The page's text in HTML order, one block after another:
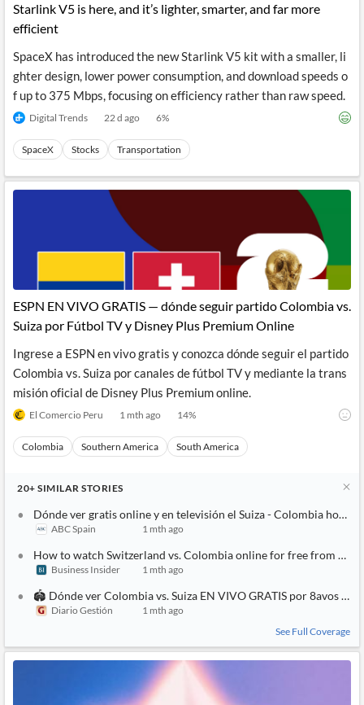
Starlink V5 is here, and it’s lighter, smarter, and far more
efficient
SpaceX has introduced the new Starlink V5 kit with a smaller, li
ghter design, lower power consumption, and download speeds o
f up to 375 Mbps, focusing on efficiency rather than raw speed.
Digital Trends 22 d ago 6%
SpaceX Stocks Transportation
ESPN EN VIVO GRATIS — dónde seguir partido Colombia vs.
Suiza por Fútbol TV y Disney Plus Premium Online
Ingrese a ESPN en vivo gratis y conozca dónde seguir el partido
Colombia vs. Suiza por canales de fútbol TV y mediante la trans
misión oficial de Disney Plus Premium online.
El Comercio Peru 1 mth ago 14%
Colombia Southern America South America
20+ SIMILAR STORIES
Dónde ver gratis online y en televisión el Suiza - Colombia hoy y
ABC Spain 1 mth ago
How to watch Switzerland vs. Colombia online for free from
Business Insider 1 mth ago
🏟️ Dónde ver Colombia vs. Suiza EN VIVO GRATIS por 8avos
Diario Gestión
1 mth ago
See Full Coverage